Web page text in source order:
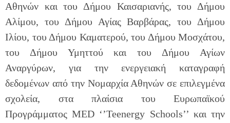
Αθηνών και του Δήμου Καισαριανής, του Δήμου
Αλίμου, του Δήμου Αγίας Βαρβάρας, του Δήμου
Ιλίου, του Δήμου Καματερού, του Δήμου Μοσχάτου,
του Δήμου Υμηττού και του Δήμου Αγίων
Αναργύρων, για την ενεργειακή καταγραφή
δεδομένων από την Νομαρχία Αθηνών σε επιλεγμένα
σχολεία, στα πλαίσια του Ευρωπαϊκού
Προγράμματος MED ‘’Teenergy Schools’’ και την